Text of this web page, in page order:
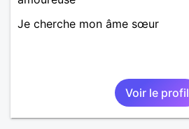
Je cherche mon âme sœur
Voir le profil